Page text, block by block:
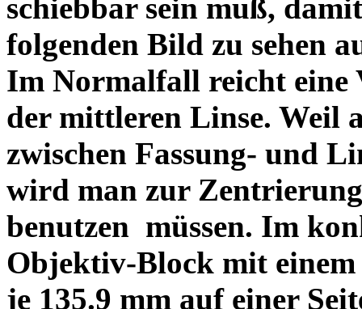
schiebbar sein muß,
folgenden Bild zu sehen
Im Normalfall reicht eine
der mittleren Linse. Weil
zwischen Fassung- und
wird man zur
benutzen müssen. Im
Objektiv-Block mit einem
je 135.9 mm auf einer